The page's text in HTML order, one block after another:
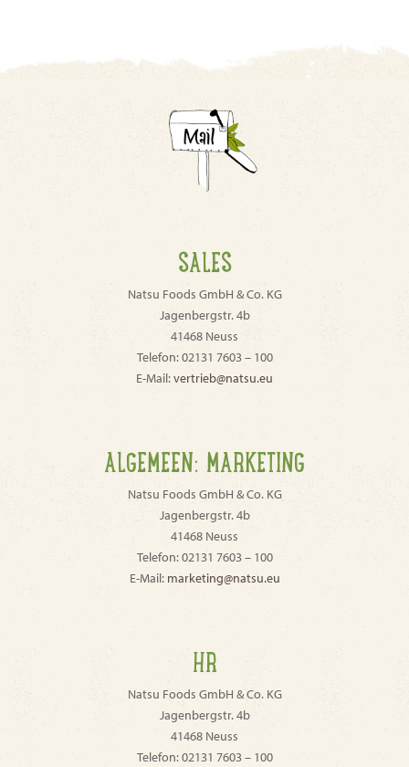
SALES
Natsu Foods GmbH & Co. KG
Jagenbergstr. 4b
41468 Neuss
Telefon: 02131 7603 – 100
E-Mail:vertrieb@natsu.eu
ALGEMEEN: MARKETING
Natsu Foods GmbH & Co. KG
Jagenbergstr. 4b
41468 Neuss
Telefon: 02131 7603 – 100
E-Mail: marketing@natsu.eu
HR
Natsu Foods GmbH & Co. KG
Jagenbergstr. 4b
41468 Neuss
Telefon: 02131 7603 – 100